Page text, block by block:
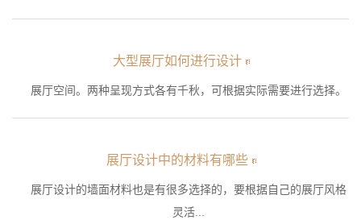
大型展厅如何进行设计
展厅空间。两种呈现方式各有千秋，可根据实际需要进行选择。
展厅设计中的材料有哪些
展厅设计的墙面材料也是有很多选择的，要根据自己的展厅风格
灵活...